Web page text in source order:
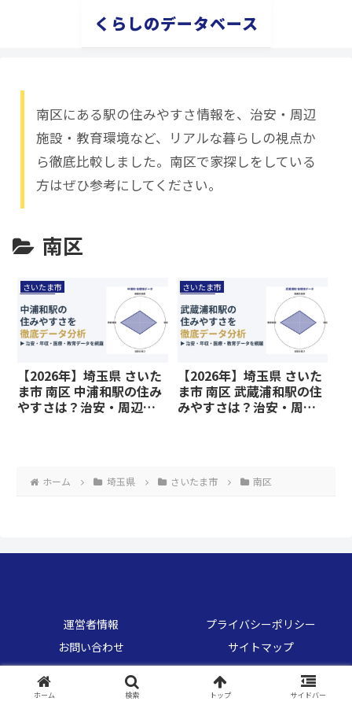
くらしのデータベース
南区にある駅の住みやすさ情報を、治安・周辺
施設・教育環境など、リアルな暮らしの視点か
ら徹底比較しました。南区で家探しをしている
方はぜひ参考にしてください。
南区
さいたま市
【2026年】埼玉県 さいた
ま市 南区 中浦和駅の住み
やすさは？治安・周辺施
さいたま市
【2026年】埼玉県 さいた
ま市 南区 武蔵浦和駅の住
みやすさは？治安・周辺
ホーム 埼玉県 さいたま市 南区
運営者情報
プライバシーポリシー
お問い合わせ
サイトマップ
© 2026 くらしのデータベース.
ホーム 検索 トップ サイドバー